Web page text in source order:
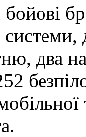
бойові
системи,
два